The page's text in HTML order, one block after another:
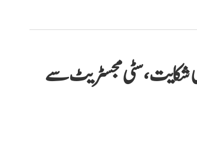
شکایت، سٹی مجسٹریٹ سے